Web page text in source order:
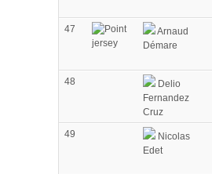
47
Arnaud
Démare
48
Delio
Fernandez
Cruz
49
Nicolas
Edet